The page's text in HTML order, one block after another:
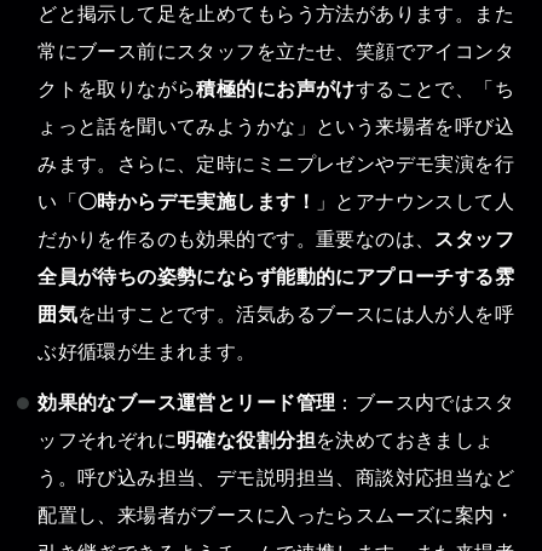
どと掲示して足を止めてもらう方法があります。また
常にブース前にスタッフを立たせ、笑顔でアイコンタ
クトを取りながら積極的にお声がけすることで、「ち
ょっと話を聞いてみようかな」という来場者を呼び込
みます。さらに、定時にミニプレゼンやデモ実演を行
い「〇時からデモ実施します！
」とアナウンスして人
だかりを作るのも効果的です。重要なのは、 スタッフ
全員が待ちの姿勢にならず能動的にアプローチする雰
囲気を出すことです。活気あるブースには人が人を呼
ぶ好循環が生まれます。
効果的なブース運営とリード管理 ：ブース内ではスタ
ッフそれぞれに明確な役割分担を決めておきましょ
う。呼び込み担当、デモ説明担当、商談対応担当など
配置し、来場者がブースに入ったらスムーズに案内・